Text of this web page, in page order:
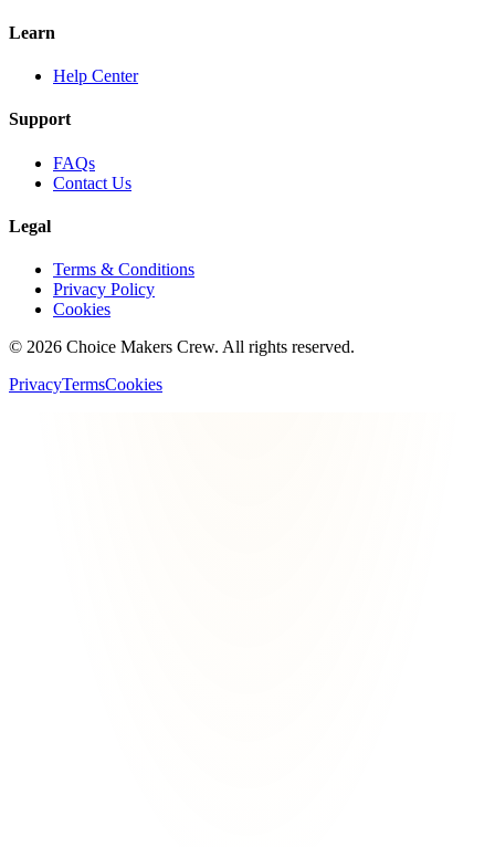
Learn
Help Center
Support
FAQs
Contact Us
Legal
Terms & Conditions
Privacy Policy
Cookies
© 2026 Choice Makers Crew. All rights reserved.
PrivacyTermsCookies